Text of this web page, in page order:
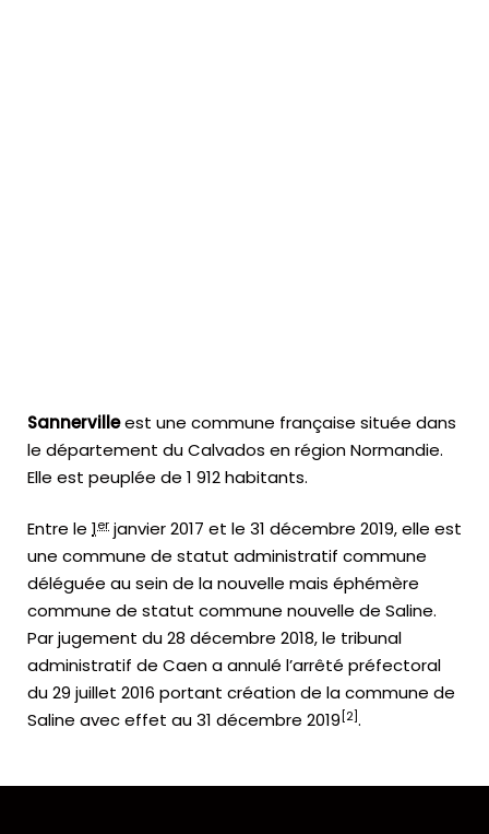
Sannervilleest une commune française située dans
le département du Calvados en région Normandie.
Elle est peuplée de 1 912 habitants.
Entre le 1er janvier 2017 et le 31 décembre 2019, elle est
une commune de statut administratif commune
déléguée au sein de la nouvelle mais éphémère
commune de statut commune nouvelle de Saline.
Par jugement du 28 décembre 2018, le tribunal
administratif de Caen a annulé l’arrêté préfectoral
du 29 juillet 2016 portant création de la commune de
Saline avec effet au 31 décembre 2019[2].